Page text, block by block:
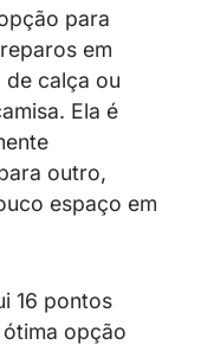
para
em
de calça ou
Ela é
outro,
espaço em
16 pontos
opção